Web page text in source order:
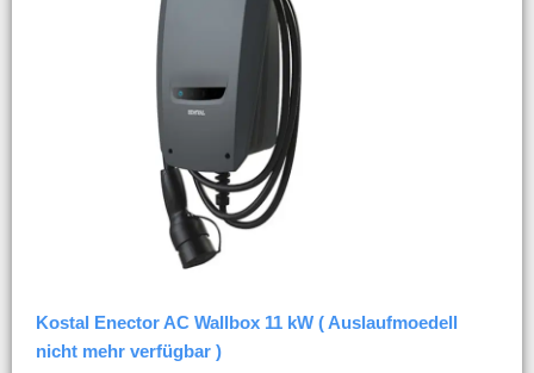
Kostal Enector AC Wallbox 11 kW ( Auslaufmoedell
nicht mehr verfügbar )